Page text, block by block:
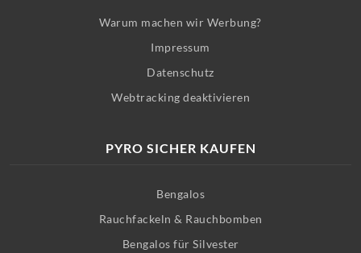
Warum machen wir Werbung?
Impressum
Datenschutz
Webtracking deaktivieren
PYRO SICHER KAUFEN
Bengalos
Rauchfackeln & Rauchbomben
Bengalos für Silvester